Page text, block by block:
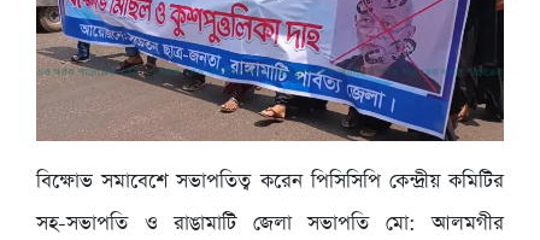
বিক্ষোভ সমাবেশে সভাপতিত্ব করেন পিসিসিপি কেন্দ্রীয় কমিটির
সহ-সভাপতি ও রাঙামাটি জেলা সভাপতি মো: আলমগীর